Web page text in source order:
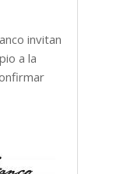
invitan
a la